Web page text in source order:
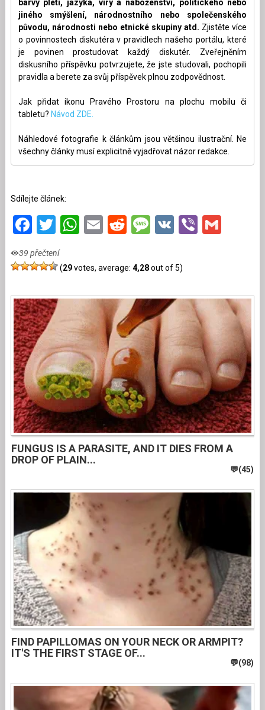
barvy pleti, jazyka, víry a náboženství, politického nebo
jiného smýšlení, národnostního nebo společenského
původu, národnosti nebo etnické skupiny atd. Zjistěte více
o povinnostech diskutéra v pravidlech našeho portálu, které
je povinen prostudovat každý diskutér. Zveřejněním
diskusního příspěvku potvrzujete, že jste studovali, pochopili
pravidla a berete za svůj příspěvek plnou zodpovědnost.
Jak přidat ikonu Pravého Prostoru na plochu mobilu či
tabletu? Návod ZDE.
Náhledové fotografie k článkům jsou většinou ilustrační. Ne
všechny články musí explicitně vyjadřovat názor redakce.
Sdílejte článek:
Facebook
Twitter
WhatsApp
EmailRedditMessage
VKViber
39 přečtení
(29votes, average: 4,28out of 5)
FUNGUS IS A PARASITE, AND IT DIES FROM A
DROP OF PLAIN...
FIND PAPILLOMAS ON YOUR NECK OR ARMPIT?
IT'S THE FIRST STAGE OF...